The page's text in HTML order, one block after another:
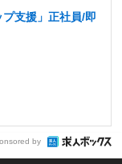
プ支援」正社員/即
by